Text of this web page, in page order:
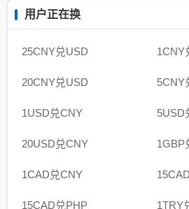
用户正在换
25CNY兑USD 1CNY
20CNY兑USD 5CNY
1USD兑CNY 5USD
20USD兑CNY 1GBP
1CAD兑CNY
15CAD兑PHP 1TRY